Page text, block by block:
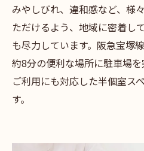
みやしびれ、違和感など、様
ただけるよう、地域に密着し
も尽力しています。阪急宝塚
約8分の便利な場所に駐車場
ご利用にも対応した半個室ス
す。